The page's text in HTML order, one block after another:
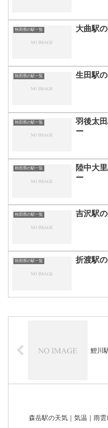
秋田県の駅一覧 大曲駅
秋田県の駅一覧 生田駅
秋田県の駅一覧
羽後太
ー
秋田県の駅一覧
陸中大
ー
秋田県の駅一覧 吉沢駅
秋田県の駅一覧 折渡駅
鯉川
森岳駅の天気｜気温｜雨雲